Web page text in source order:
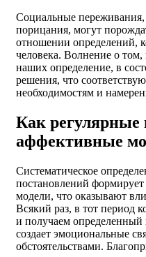
Социальные
порицания, могут
отношении определений,
человека. Волнение о том,
наших определение, в
решения, что
необходимостям и
Как
аффективные
Систематическое
постановлений
модели, что оказывают
Всякий раз, в тот период
и получаем
создает эмоциональные
обстоятельствами.